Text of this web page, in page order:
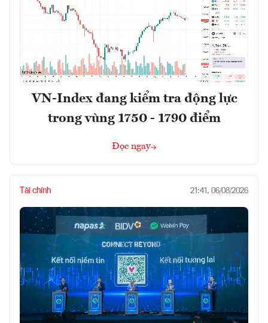
VN-Index đang kiểm tra động lực
trong vùng 1750 - 1790 điểm
Đọc ngay
Tài chính 21:41, 06/08/2026